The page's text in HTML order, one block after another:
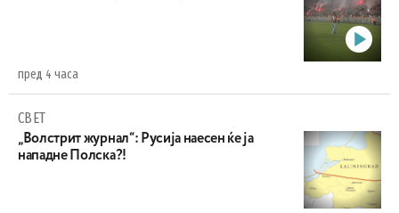
пред 4 часа
СВЕТ
„Волстрит журнал“: Русија наесен ќе ја
нападне Полска?!